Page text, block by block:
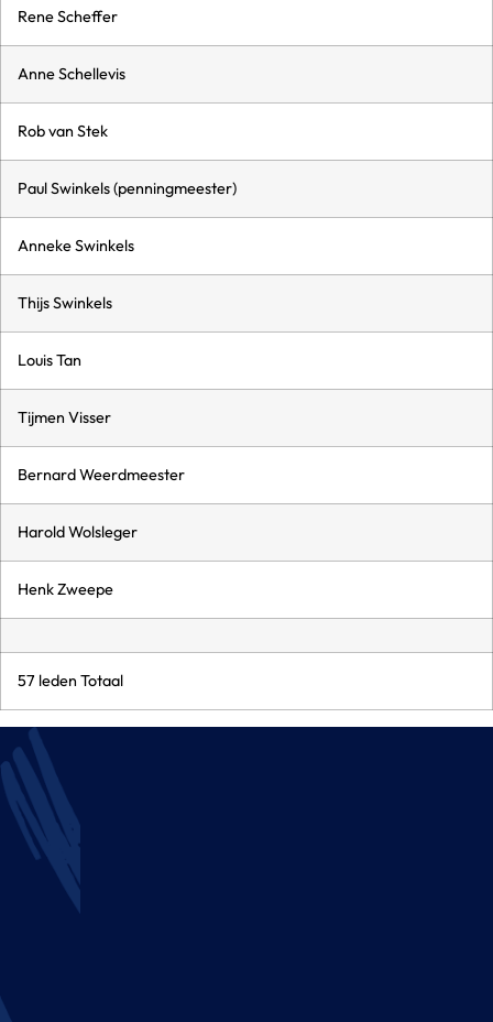
Rene Scheffer
Anne Schellevis
Rob van Stek
Paul Swinkels (penningmeester)
Anneke Swinkels
Thijs Swinkels
Louis Tan
Tijmen Visser
Bernard Weerdmeester
Harold Wolsleger
Henk Zweepe
57 leden Totaal